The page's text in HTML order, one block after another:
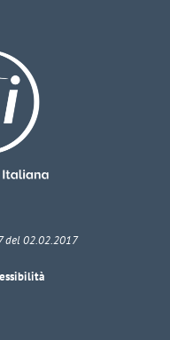
del 02.02.2017